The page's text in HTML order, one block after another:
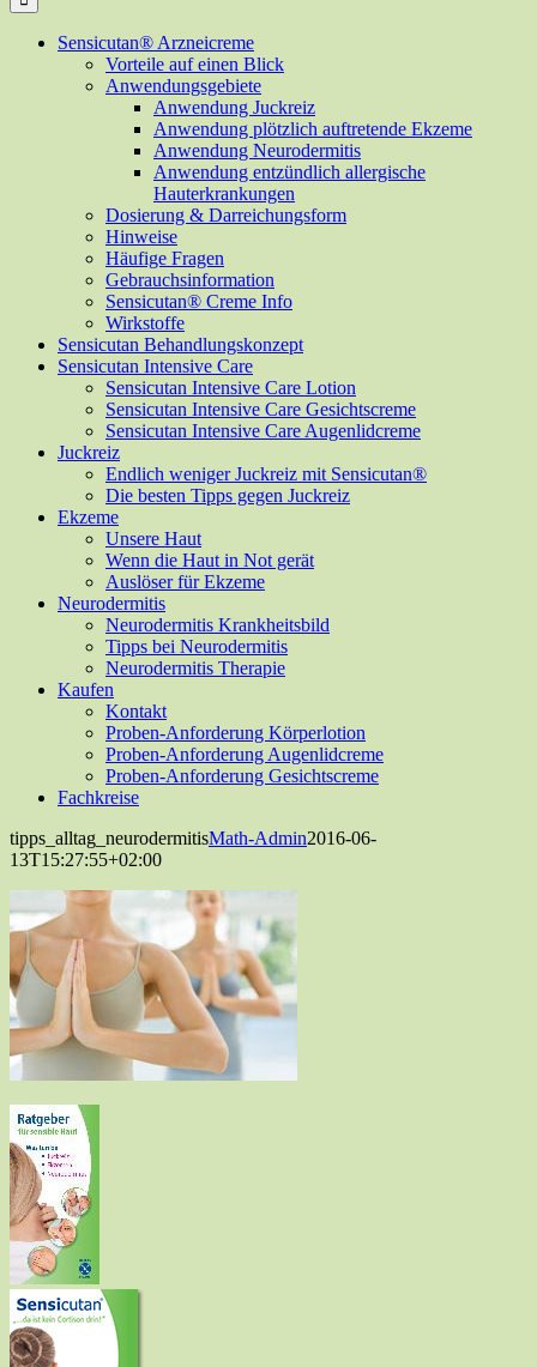
Sensicutan® Arzneicreme
Vorteile auf einen Blick
Anwendungsgebiete
Anwendung Juckreiz
Anwendung plötzlich auftretende Ekzeme
Anwendung Neurodermitis
Anwendung entzündlich allergische
Hauterkrankungen
Dosierung & Darreichungsform
Hinweise
Häufige Fragen
Gebrauchsinformation
Sensicutan® Creme Info
Wirkstoffe
Sensicutan Behandlungskonzept
Sensicutan Intensive Care
Sensicutan Intensive Care Lotion
Sensicutan Intensive Care Gesichtscreme
Sensicutan Intensive Care Augenlidcreme
Juckreiz
Endlich weniger Juckreiz mit Sensicutan®
Die besten Tipps gegen Juckreiz
Ekzeme
Unsere Haut
Wenn die Haut in Not gerät
Auslöser für Ekzeme
Neurodermitis
Neurodermitis Krankheitsbild
Tipps bei Neurodermitis
Neurodermitis Therapie
Kaufen
Kontakt
Proben-Anforderung Körperlotion
Proben-Anforderung Augenlidcreme
Proben-Anforderung Gesichtscreme
Fachkreise
tipps_alltag_neurodermitisMath-Admin2016-06-
13T15:27:55+02:00